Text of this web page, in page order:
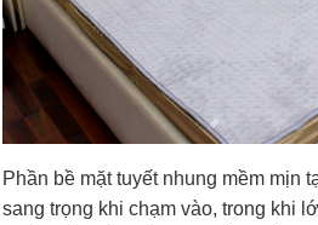
Phần bề mặt tuyết nhung mềm mịn
sang trọng khi chạm vào, trong khi